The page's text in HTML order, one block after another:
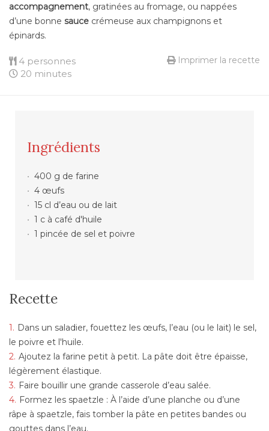
accompagnement, gratinées au fromage, ou nappées
d’une bonne sauce crémeuse aux champignons et
épinards.
4 personnes
20 minutes
Imprimer la recette
Ingrédients
400 g de farine
4 œufs
15 cl d’eau ou de lait
1 c à café d'huile
1 pincée de sel et poivre
Recette
Dans un saladier, fouettez les œufs, l’eau (ou le lait) le sel,
le poivre et l'huile.
Ajoutez la farine petit à petit. La pâte doit être épaisse,
légèrement élastique.
Faire bouillir une grande casserole d’eau salée.
Formez les spaetzle : À l’aide d’une planche ou d’une
râpe à spaetzle, fais tomber la pâte en petites bandes ou
gouttes dans l’eau.